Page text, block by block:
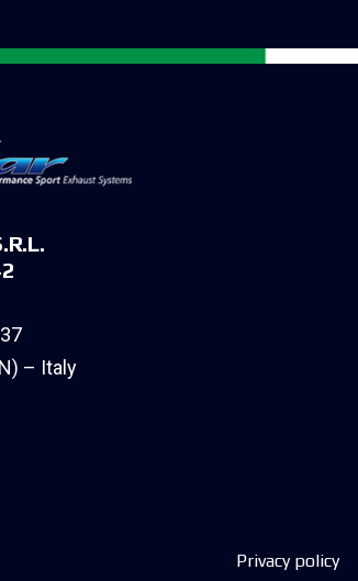
– Italy
Privacy policy